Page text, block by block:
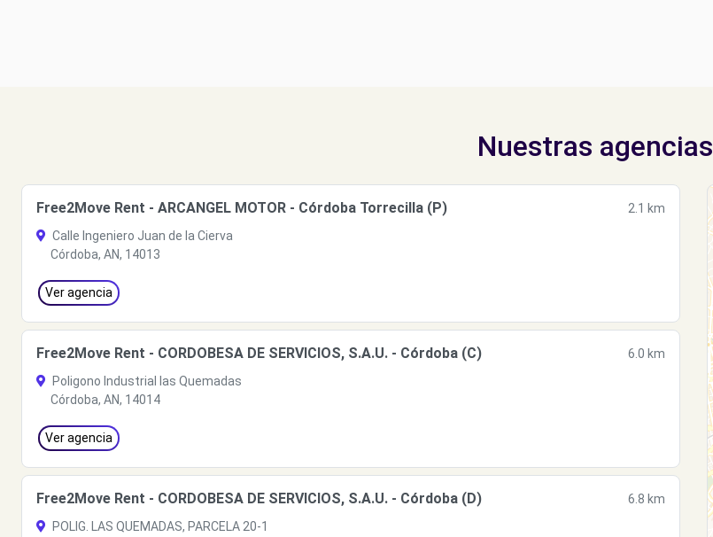
Nuestras agencias
Free2Move Rent - ARCANGEL MOTOR - Córdoba Torrecilla (P)
2.1 km
Calle Ingeniero Juan de la Cierva
Córdoba, AN, 14013
Ver agencia
Free2Move Rent - CORDOBESA DE SERVICIOS, S.A.U. - Córdoba (C)
6.0 km
Poligono Industrial las Quemadas
Córdoba, AN, 14014
Ver agencia
Free2Move Rent - CORDOBESA DE SERVICIOS, S.A.U. - Córdoba (D)
6.8 km
POLIG. LAS QUEMADAS, PARCELA 20-1